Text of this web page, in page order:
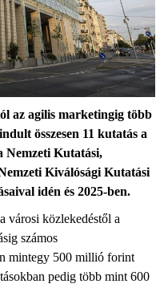
az agilis marketingig több
összesen 11 kutatás a
Nemzeti Kutatási,
Kiválósági Kutatási
idén és 2025-ben.
városi közlekedéstől a
számos
mintegy 500 millió forint
pedig több mint 600